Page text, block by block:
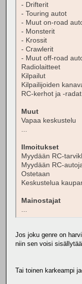
- Drifterit
- Touring autot
- Muut on-road
- Monsterit
- Krossit
- Crawlerit
- Muut off-road
Radiolaitteet
Kilpailut
Kilpailijoiden
RC-kerhot ja -radat
Muut
Vapaa keskustelu
Ilmoitukset
Myydään RC-
Myydään RC-
Ostetaan
Keskustelua
Mainostajat
Jos joku genre on
niin sen voisi
Tai toinen karkeampi